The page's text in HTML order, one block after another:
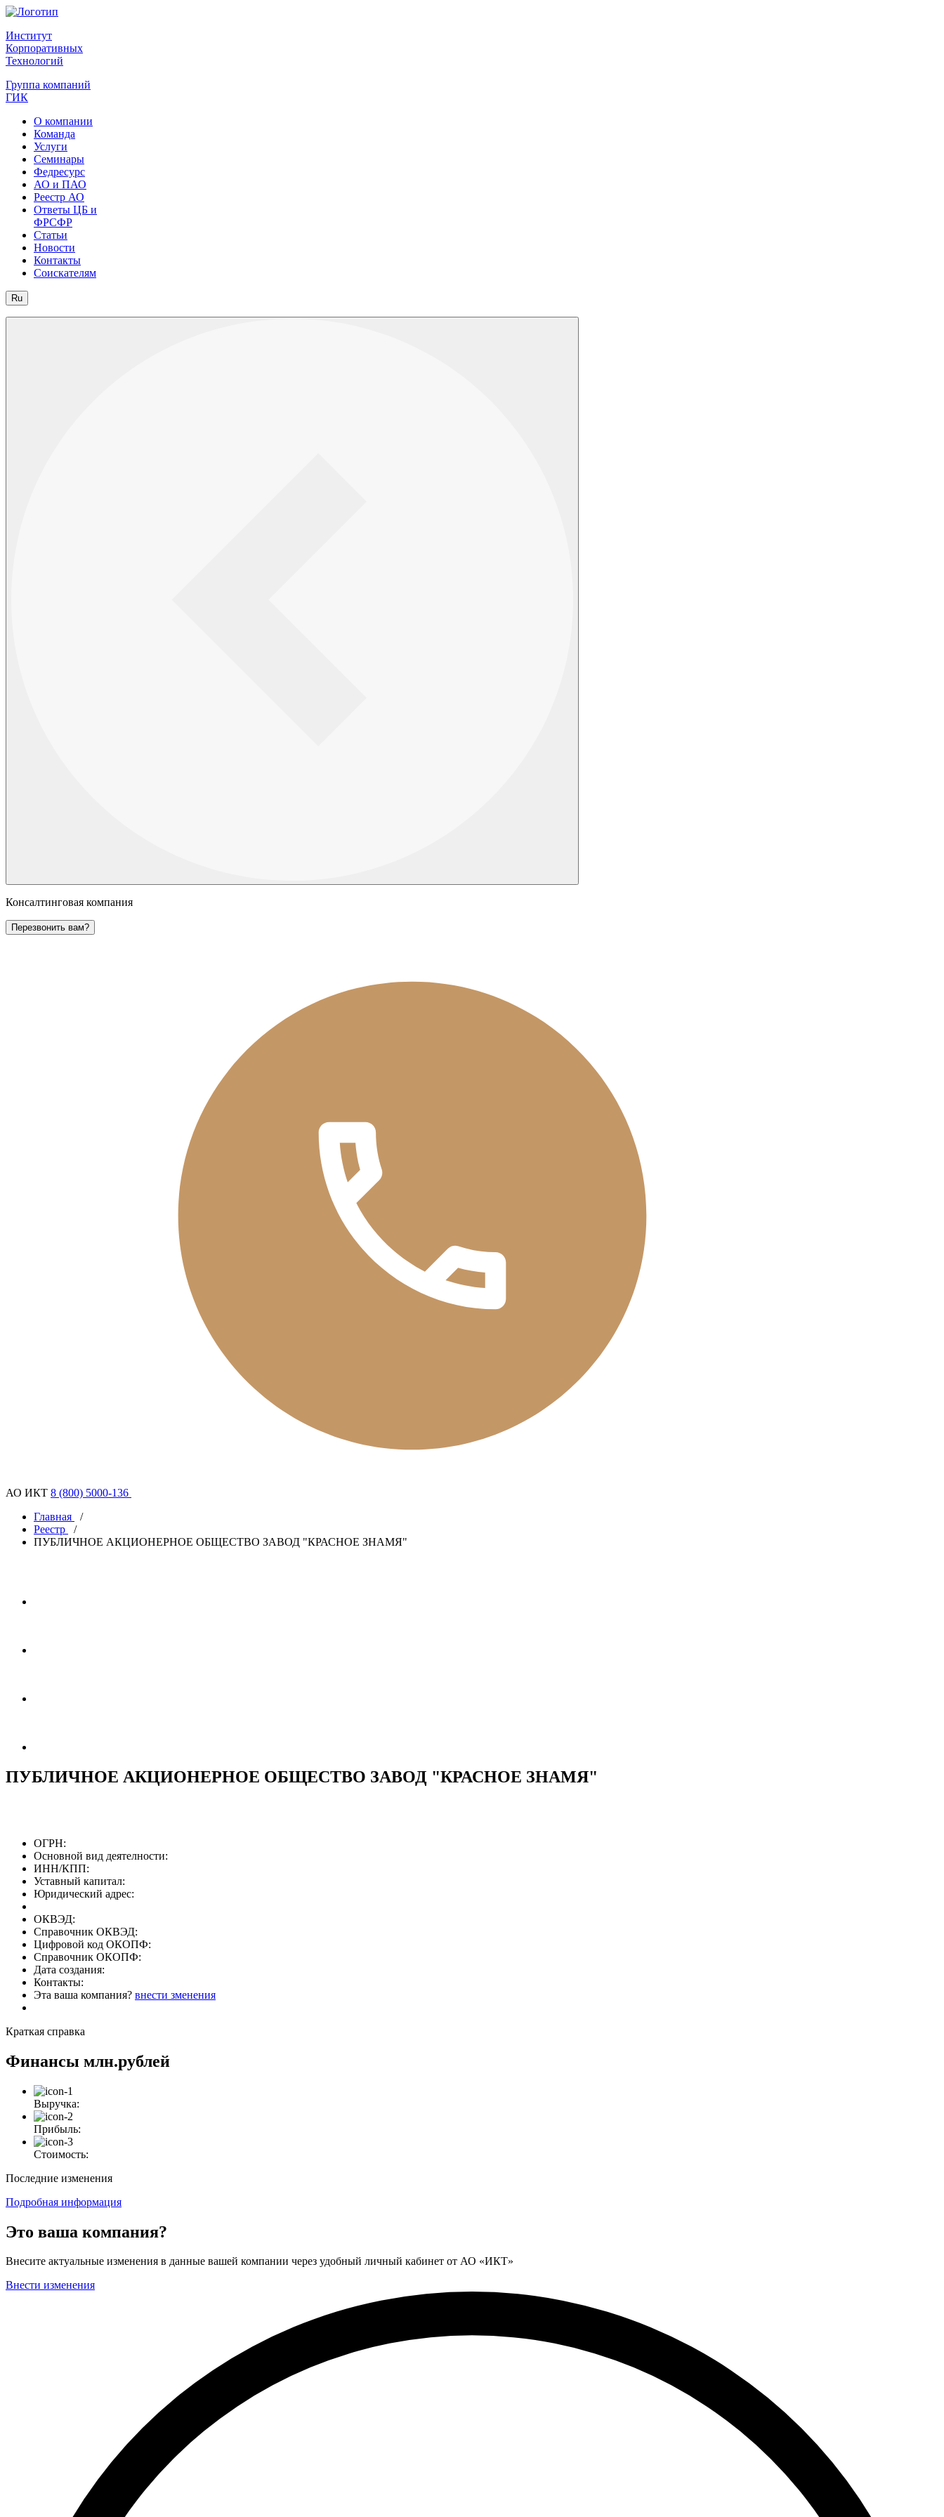
Институт
Корпоративных
Технологий
Группа компаний
ГИК
О компании
Команда
Услуги
Семинары
Федресурс
АО и ПАО
Реестр АО
Ответы ЦБ и
ФРСФР
Статьи
Новости
Контакты
Соискателям
Ru
Консалтинговая компания
Перезвонить вам?
АО ИКТ 8 (800) 5000-136
Главная
/
Реестр
/
ПУБЛИЧНОЕ АКЦИОНЕРНОЕ ОБЩЕСТВО ЗАВОД "КРАСНОЕ ЗНАМЯ"
ПУБЛИЧНОЕ АКЦИОНЕРНОЕ ОБЩЕСТВО ЗАВОД "КРАСНОЕ ЗНАМЯ"
ОГРН:
Основной вид деятелности:
ИНН/КПП:
Уставный капитал:
Юридический адрес:
ОКВЭД:
Справочник ОКВЭД:
Цифровой код ОКОПФ:
Справочник ОКОПФ:
Дата создания:
Контакты:
Эта ваша компания? внести зменения
Краткая справка
Финансы млн.рублей
Выручка:
Прибыль:
Стоимость:
Последние изменения
Подробная информация
Это ваша компания?
Внесите актуальные изменения в данные вашей компании через удобный личный кабинет от АО «ИКТ»
Внести изменения